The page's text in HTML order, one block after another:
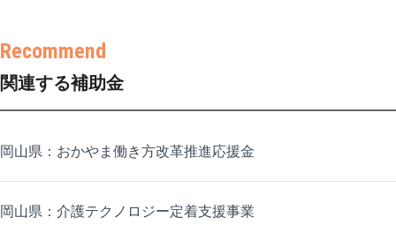
関連する補助金
岡山県：おかやま働き方改革推進応援金
岡山県：介護テクノロジー定着支援事業